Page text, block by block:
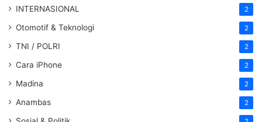
INTERNASIONAL 2
Otomotif & Teknologi 2
TNI / POLRI 2
Cara iPhone 2
Madina 2
Anambas 2